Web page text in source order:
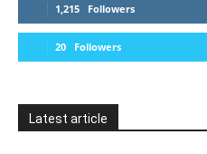
1,215 Followers
20 Followers
Latest article